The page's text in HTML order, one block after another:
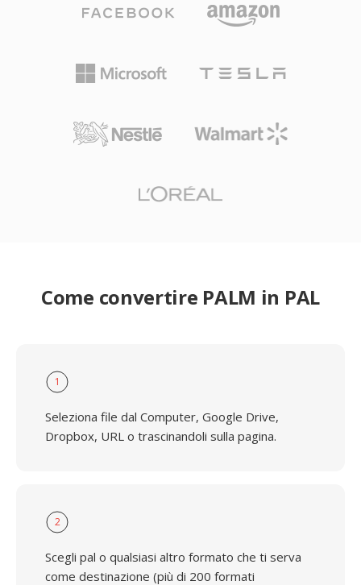
Come convertire PALM in PAL
1
Seleziona file dal Computer, Google Drive,
Dropbox, URL o trascinandoli sulla pagina.
2
Scegli pal o qualsiasi altro formato che ti serva
come destinazione (più di 200 formati